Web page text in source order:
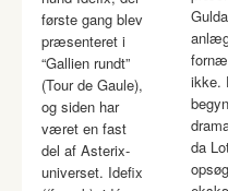
første gang blev
præsenteret i
“Gallien rundt”
(Tour de Gaule),
og siden har
været en fast
del af Asterix-
universet. Idefix
ikke.
da